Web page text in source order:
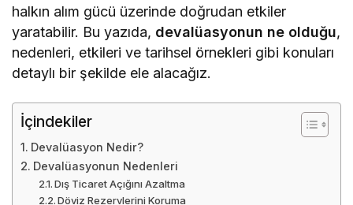
halkın alım gücü üzerinde doğrudan etkiler
yaratabilir. Bu yazıda, devalüasyonun ne olduğu,
nedenleri, etkileri ve tarihsel örnekleri gibi konuları
detaylı bir şekilde ele alacağız.
İçindekiler
Devalüasyon Nedir?
Devalüasyonun Nedenleri
Dış Ticaret Açığını Azaltma
Döviz Rezervlerini Koruma